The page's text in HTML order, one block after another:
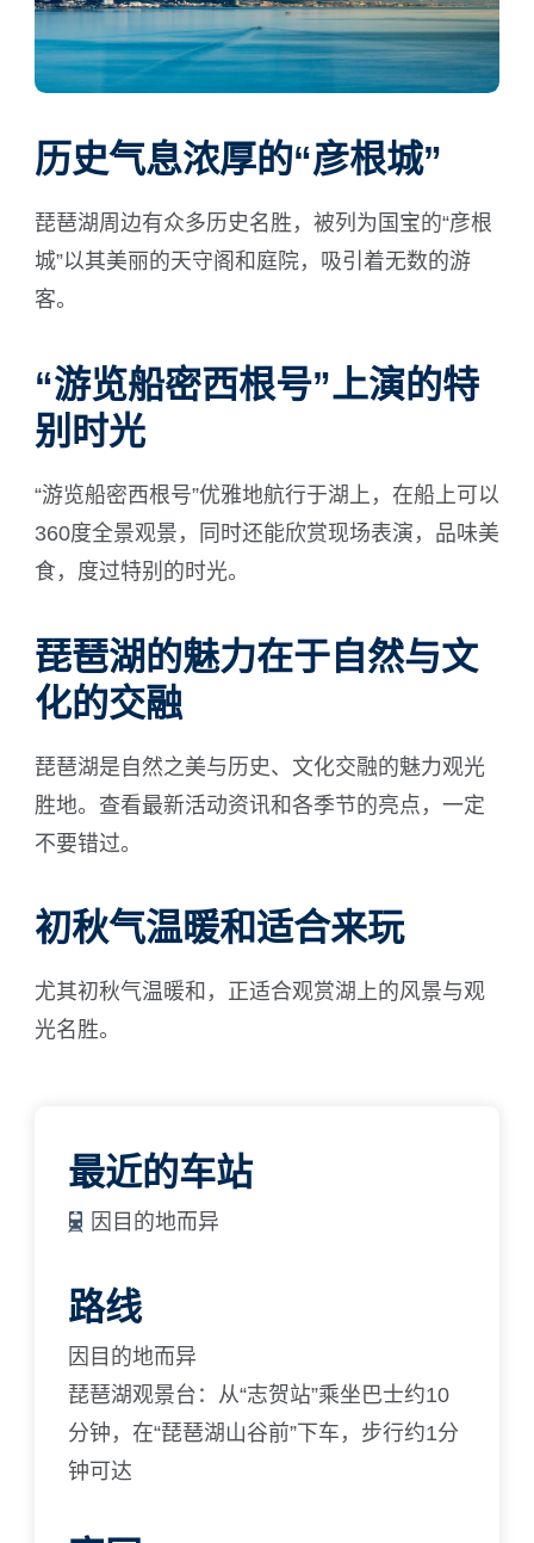
历史气息浓厚的“彦根城”
琵琶湖周边有众多历史名胜，被列为国宝的“彦根
城”以其美丽的天守阁和庭院，吸引着无数的游
客。
“游览船密西根号”上演的特
别时光
“游览船密西根号”优雅地航行于湖上，在船上可以
360度全景观景，同时还能欣赏现场表演，品味美
食，度过特别的时光。
琵琶湖的魅力在于自然与文
化的交融
琵琶湖是自然之美与历史、文化交融的魅力观光
胜地。查看最新活动资讯和各季节的亮点，一定
不要错过。
初秋气温暖和适合来玩
尤其初秋气温暖和，正适合观赏湖上的风景与观
光名胜。
最近的车站
因目的地而异
路线
因目的地而异
琵琶湖观景台：从“志贺站”乘坐巴士约10
分钟，在“琵琶湖山谷前”下车，步行约1分
钟可达